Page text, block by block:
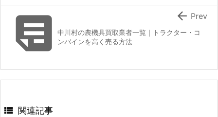
中川村の農機具買取業者一覧｜トラクター・コ
ンバインを高く売る方法
 Prev
 関連記事